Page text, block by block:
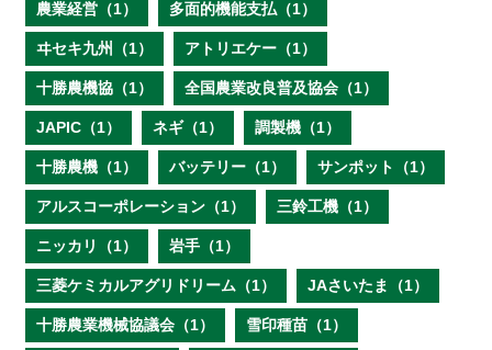
農業経営（1） 多面的機能支払（1）
ヰセキ九州（1） アトリエケー（1）
十勝農機協（1） 全国農業改良普及協会（1）
JAPIC（1） ネギ（1） 調製機（1）
十勝農機（1） バッテリー（1） サンポット（1）
アルスコーポレーション（1） 三鈴工機（1）
ニッカリ（1） 岩手（1）
三菱ケミカルアグリドリーム（1） JAさいたま（1）
十勝農業機械協議会（1） 雪印種苗（1）